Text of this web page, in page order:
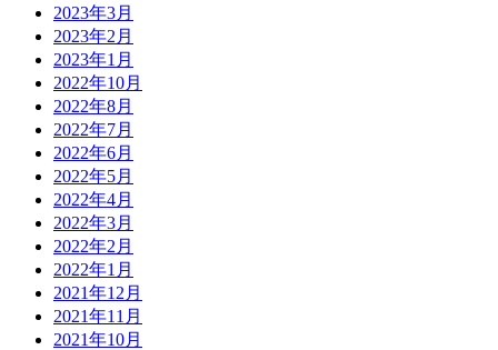
2023年3月
2023年2月
2023年1月
2022年10月
2022年8月
2022年7月
2022年6月
2022年5月
2022年4月
2022年3月
2022年2月
2022年1月
2021年12月
2021年11月
2021年10月